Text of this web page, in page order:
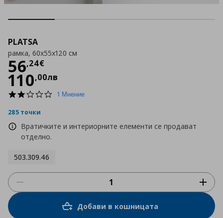
PLATSA
рамка, 60x55x120 см
56,24€
Цена
110,00лв
2.01 Мнение
285 точки
Вратичките и интериорните елементи се продават
отделно.
503.309.46
Добави в кошницата